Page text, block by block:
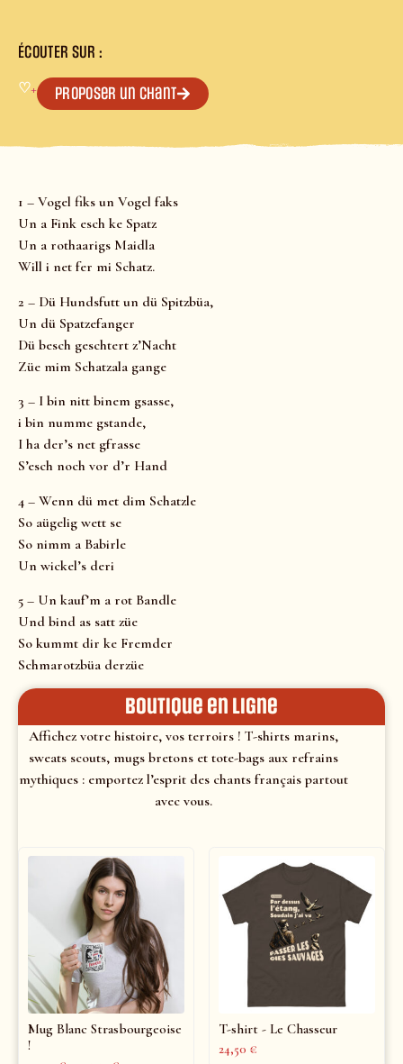
ÉCOUTER SUR :
♡+ Proposer un chant
1 – Vogel fiks un Vogel faks
Un a Fink esch ke Spatz
Un a rothaarigs Maidla
Will i net fer mi Schatz.
2 – Dü Hundsfutt un dü Spitzbüa,
Un dü Spatzefanger
Dü besch geschtert z’Nacht
Züe mim Schatzala gange
3 – I bin nitt binem gsasse,
i bin numme gstande,
I ha der’s net gfrasse
S’esch noch vor d’r Hand
4 – Wenn dü met dim Schatzle
So aügelig wett se
So nimm a Babirle
Un wickel’s deri
5 – Un kauf’m a rot Bandle
Und bind as satt züe
So kummt dir ke Fremder
Schmarotzbüa derzüe
Boutique en ligne
Affichez votre histoire, vos terroirs ! T-shirts marins,
sweats scouts, mugs bretons et tote-bags aux refrains
mythiques : emportez l’esprit des chants français partout
avec vous.
Mug Blanc Strasbourgeoise
!
T-shirt - Le Chasseur
24,50 €